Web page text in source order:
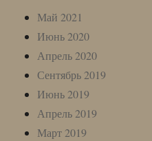
Май 2021
Июнь 2020
Апрель 2020
Сентябрь 2019
Июнь 2019
Апрель 2019
Март 2019